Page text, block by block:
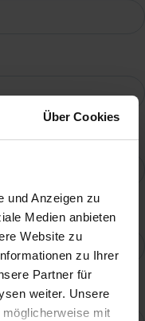
Über Cookies
und Anzeigen zu
Medien anbieten
Website zu
zu Ihrer
Partner für
weiter. Unsere
mit
*